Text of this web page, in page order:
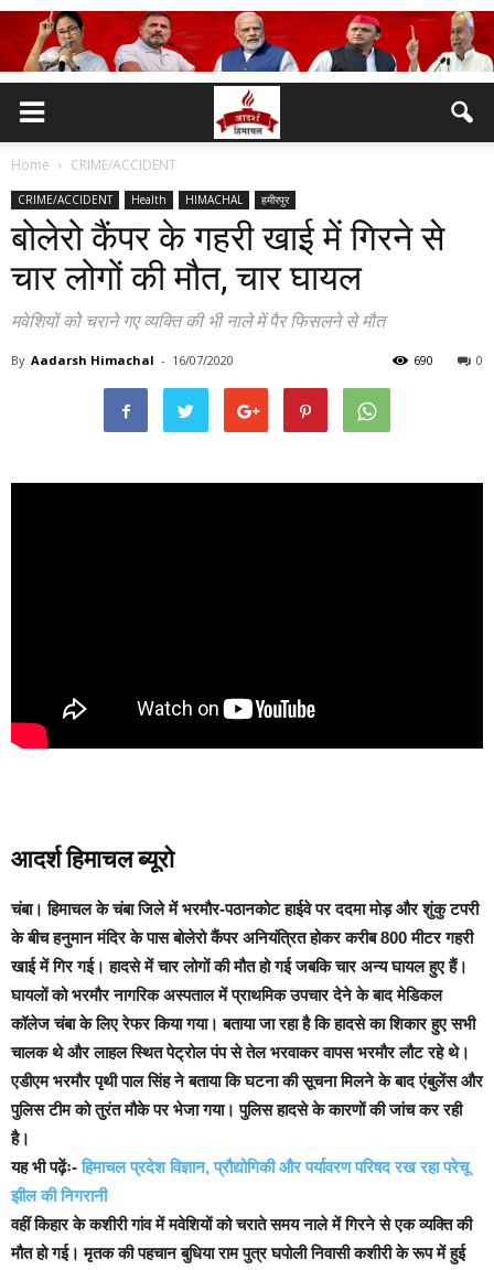
Home CRIME/ACCIDENT
CRIME/ACCIDENT Health HIMACHAL हमीरपुर
बोलेरो कैंपर के गहरी खाई में गिरने से
चार लोगों की मौत, चार घायल
मवेशियों कोे चराने गए व्यक्ति की भी नाले में पैर फिसलने से मौत
By Aadarsh Himachal - 16/07/2020 0
690
आदर्श हिमाचल ब्यूरो
चंबा। हिमाचल के चंबा जिले में भरमौर-पठानकोट हाईवे पर ददमा मोड़ और शुंकु टपरी
के बीच हनुमान मंदिर के पास बोलेरो कैंपर अनियंत्रित होकर करीब 800 मीटर गहरी
खाई में गिर गई।हादसे में चार लोगों की मौत हो गई जबकि चार अन्य घायल हुए हैं।
घायलों को भरमौर नागरिक अस्पताल में प्राथमिक उपचार देने के बाद मेडिकल
कॉलेज चंबा के लिए रेफर किया गया। बताया जा रहा है कि हादसे का शिकार हुए सभी
चालक थे और लाहल स्थित पेट्रोल पंप से तेल भरवाकर वापस भरमौर लौट रहे थे।
एडीएम भरमौर पृथी पाल सिंह ने बताया कि घटना की सूचना मिलने के बाद एंबुलेंस और
पुलिस टीम को तुरंत मौके पर भेजा गया। पुलिस हादसे के कारणों की जांच कर रही
है।
यह भी पढ़ेंः-हिमाचल प्रदेश विज्ञान, प्रौद्योगिकी और पर्यावरण परिषद रख रहा परेचू
झील की निगरानी
वहीं किहार के कशीरी गांव में मवेशियों को चराते समय नाले में गिरने से एक व्यक्ति की
मौत हो गई। मृतक की पहचान बुधिया राम पुत्र घपोली निवासी कशीरी के रूप में हुई